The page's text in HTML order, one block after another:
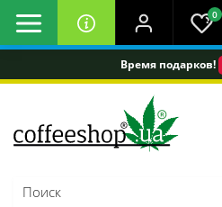
Время подарков!
0